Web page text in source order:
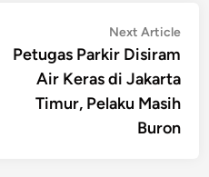
Next Article
Petugas Parkir Disiram
Air Keras di Jakarta
Timur, Pelaku Masih
Buron